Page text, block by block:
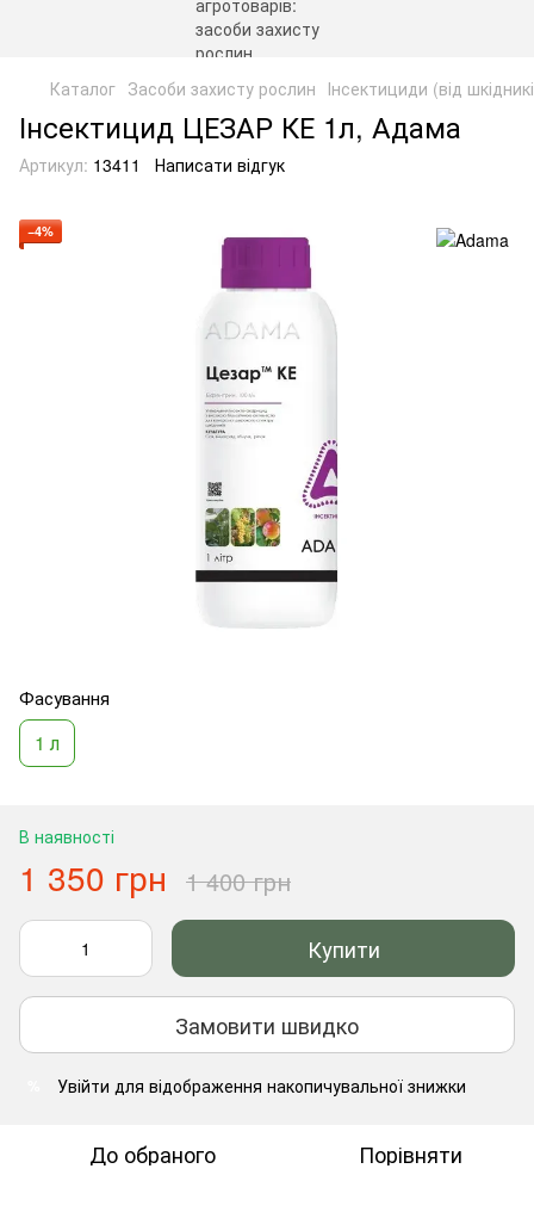
Каталог Засоби захисту рослин Інсектициди (від
Інсектицид ЦЕЗАР КЕ 1л, Адама
Артикул: 13411 Написати відгук
−4%
Фасування
1 л
В наявності
1 350 грн 1 400 грн
Купити
Замовити швидко
Увійти для відображення накопичувальної знижки
До обраного Порівняти